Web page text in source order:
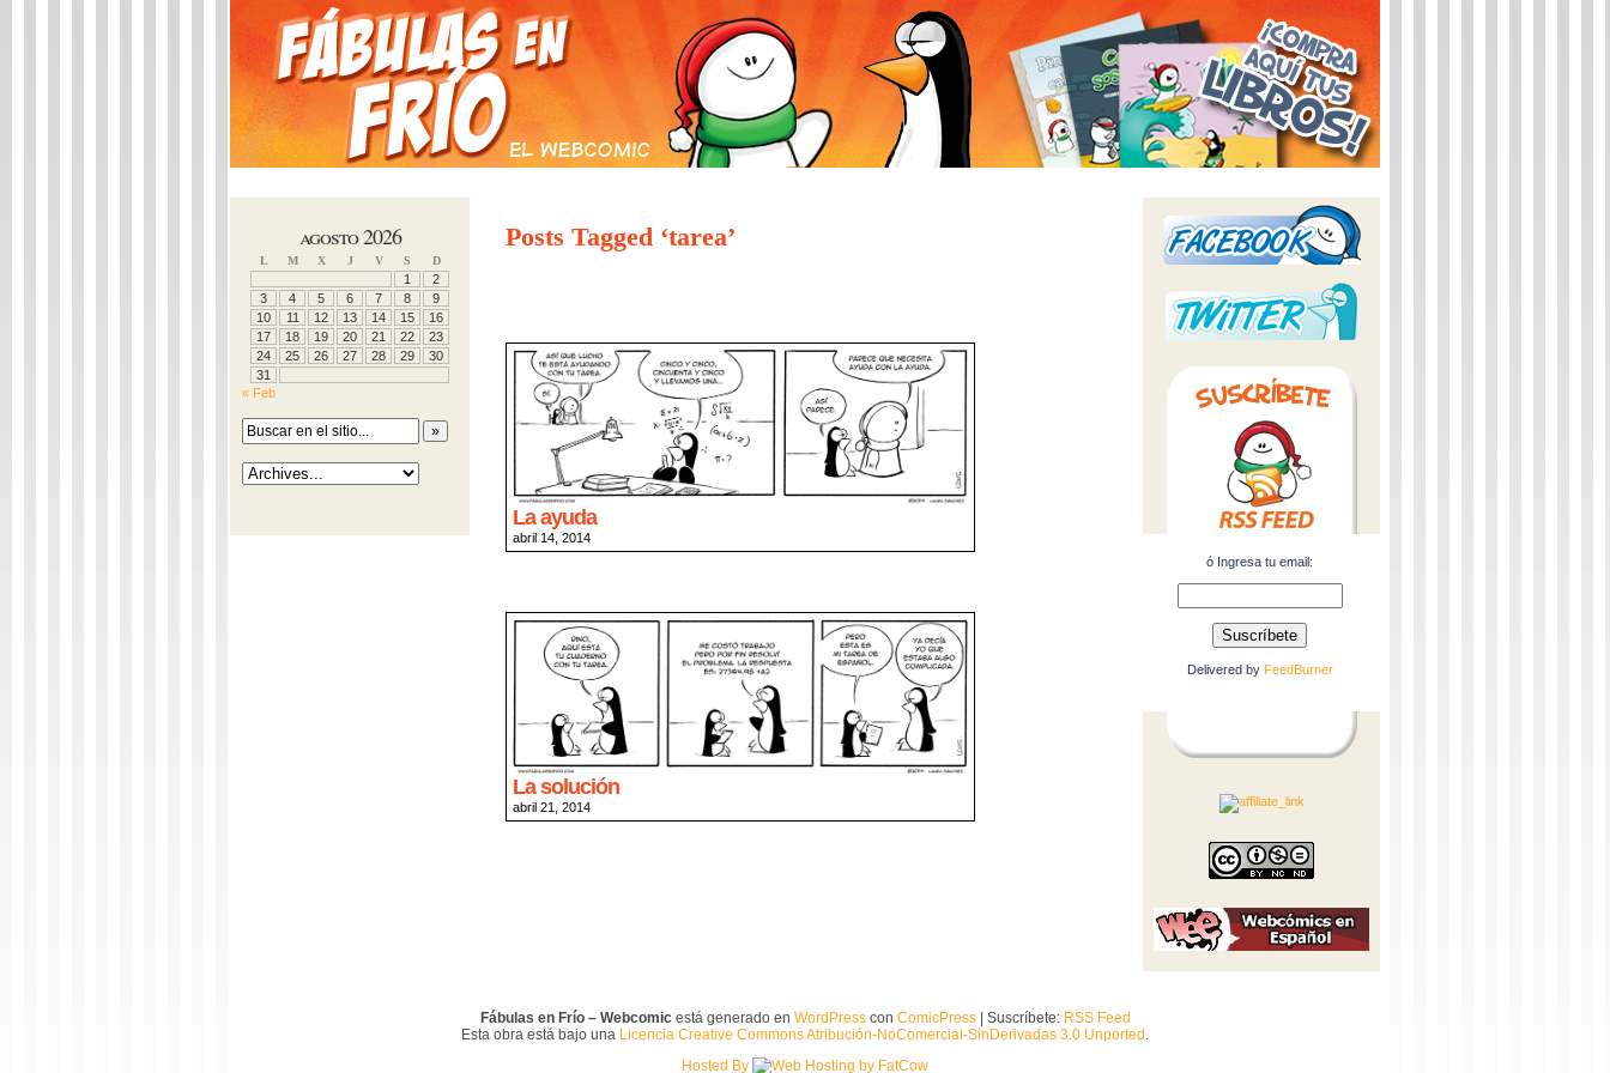
agosto 2026
L M X J V S D
1
2
3
4 5 6 7 8
9
10
11 12 13 14 15
16
17
18 19 20 21 22
23
24
25 26 27 28 29
30
31
« Feb
Posts Tagged ‘tarea’
La ayuda
abril 14, 2014
La solución
abril 21, 2014
ó Ingresa tu email:
Delivered by FeedBurner
Fábulas en Frío – Webcomicestá generado en WordPresscon ComicPress| Suscríbete: RSS Feed
Esta obra está bajo una Licencia Creative Commons Atribución-NoComercial-SinDerivadas 3.0 Unported .
Hosted By